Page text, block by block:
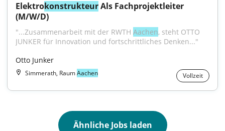
Elektrokonstrukteur Als Fachprojektleiter
(M/W/D)
"...Zusammenarbeit mit der RWTH Aachen, steht OTTO
JUNKER für Innovation und fortschrittliches Denken..."
Otto Junker
Simmerath, RaumAachen Vollzeit
Ähnliche Jobs laden